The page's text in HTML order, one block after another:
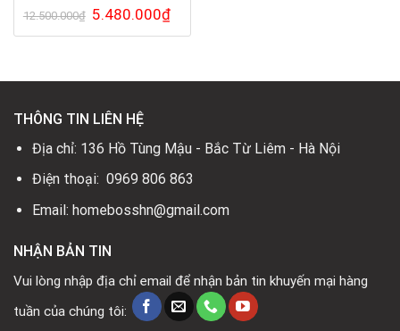
12.500.000₫ Giá
gốc
là:
5.480.000₫Giá
hiện
tại
THÔNG TIN LIÊN HỆ
Địa chỉ: 136 Hồ Tùng Mậu - Bắc Từ Liêm - Hà Nội
Điện thoại: 0969 806 863
Email: homebosshn@gmail.com
NHẬN BẢN TIN
Vui lòng nhập địa chỉ email để nhận bản tin khuyến mại hàng
tuần của chúng tôi: